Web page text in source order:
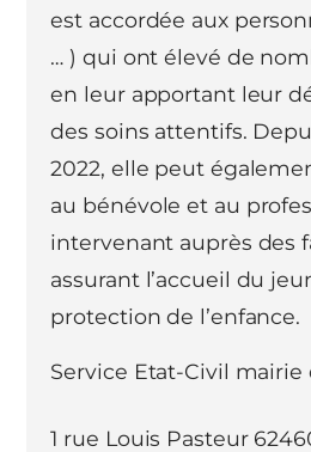
est accordée aux
… ) qui ont élevé de
en leur apportant leur
des soins attentifs.
2022, elle peut
au bénévole et au
intervenant auprès des
assurant l’accueil du
protection de l’enfance.
Service Etat-Civil mairie
1 rue Louis Pasteur